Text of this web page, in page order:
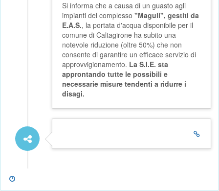
Si informa che a causa di un guasto agli
impianti del complesso "Maguli", gestiti da
E.A.S., la portata d'acqua disponibile per il
comune di Caltagirone ha subito una
notevole riduzione (oltre 50%) che non
consente di garantire un efficace servizio di
approvvigionamento. La S.I.E. sta
approntando tutte le possibili e
necessarie misure tendenti a ridurre i
disagi.